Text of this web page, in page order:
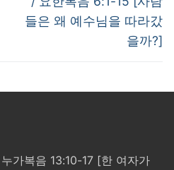
들은 왜 예수님을 따라갔
을까?]
가복음 13:10-17 [한 여자가